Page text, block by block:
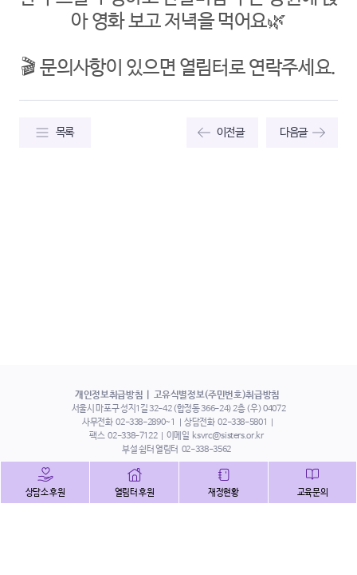
아 영화 보고 저녁을 먹어요🌿
🎬 문의사항이 있으면 열림터로 연락주세요.
목록 이전글 다음글
개인정보취급방침 고유식별정보(주민번호)취급방침
서울시 마포구 성지1길 32-42 (합정동 366-24) 2층 (우) 04072
사무전화 02-338-2890~1 상담전화 02-338-5801
팩스 02-338-7122 이메일 ksvrc@sisters.or.kr
부설 쉼터 열림터 02-338-3562
상담소 후원 열림터 후원 재정현황 교육문의